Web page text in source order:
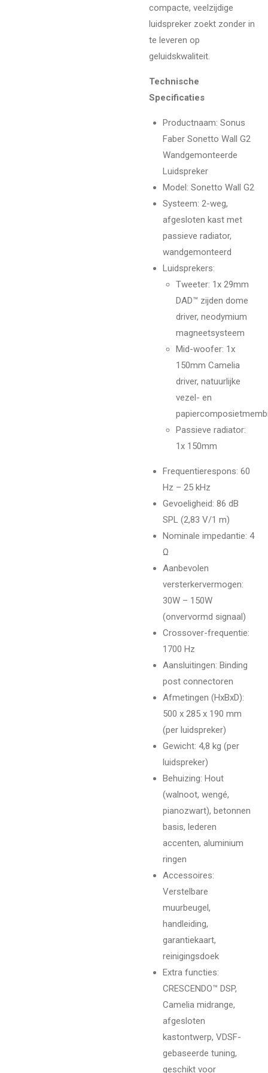
compacte, veelzijdige
luidspreker zoekt zonder in
te leveren op
geluidskwaliteit.
Technische
Specificaties
Productnaam: Sonus
Faber Sonetto Wall G2
Wandgemonteerde
Luidspreker
Model: Sonetto Wall G2
Systeem: 2-weg,
afgesloten kast met
passieve radiator,
wandgemonteerd
Luidsprekers:
Tweeter: 1x 29mm
DAD™ zijden dome
driver, neodymium
magneetsysteem
Mid-woofer: 1x
150mm Camelia
driver, natuurlijke
vezel- en
Passieve radiator:
1x 150mm
Frequentierespons: 60
Hz – 25 kHz
Gevoeligheid: 86 dB
SPL (2,83 V/1 m)
Nominale impedantie: 4
Ω
Aanbevolen
versterkervermogen:
30W – 150W
(onvervormd signaal)
Crossover-frequentie:
1700 Hz
Aansluitingen: Binding
post connectoren
Afmetingen (HxBxD):
500 x 285 x 190 mm
(per luidspreker)
Gewicht: 4,8 kg (per
luidspreker)
Behuizing: Hout
(walnoot, wengé,
pianozwart), betonnen
basis, lederen
accenten, aluminium
ringen
Accessoires:
Verstelbare
muurbeugel,
handleiding,
garantiekaart,
reinigingsdoek
Extra functies:
CRESCENDO™ DSP,
Camelia midrange,
afgesloten
kastontwerp, VDSF-
gebaseerde tuning,
geschikt voor